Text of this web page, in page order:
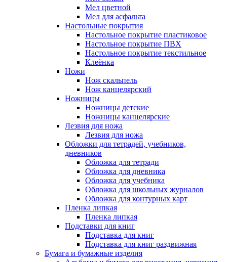
Мел цветной
Мел для асфальта
Настольные покрытия
Настольное покрытие пластиковое
Настольное покрытие ПВХ
Настольное покрытие текстильное
Клеёнка
Ножи
Нож скальпель
Нож канцелярский
Ножницы
Ножницы детские
Ножницы канцелярские
Лезвия для ножа
Лезвия для ножа
Обложки для тетрадей, учебников,
дневников
Обложка для тетради
Обложка для дневника
Обложка для учебника
Обложка для школьных журналов
Обложка для контурных карт
Пленка липкая
Пленка липкая
Подставки для книг
Подставка для книг
Подставка для книг раздвижная
Бумага и бумажные изделия